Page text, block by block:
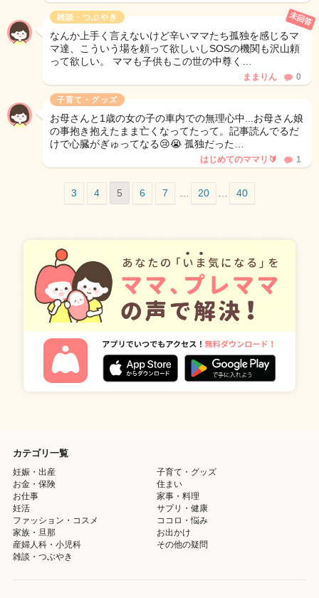
雑談・つぶやき
なんか上手く言えないけど辛いママたち孤独を感じるマ
マ達、こういう場を頼って欲しいしSOSの機関も沢山頼
って欲しい。 ママも子供もこの世の中尊く…
未回答
ままりん 0
子育て・グッズ
お母さんと1歳の女の子の車内での無理心中...お母さん娘
の事抱き抱えたまま亡くなってたって。記事読んでるだ
けで心臓がぎゅってなる😢😭 孤独だった…
はじめてのママリ🔰 1
3 4 5 6 7 20 40
カテゴリ一覧
妊娠・出産
子育て・グッズ
お金・保険
住まい
お仕事
家事・料理
妊活
サプリ・健康
ファッション・コスメ
ココロ・悩み
家族・旦那
お出かけ
産婦人科・小児科
その他の疑問
雑談・つぶやき